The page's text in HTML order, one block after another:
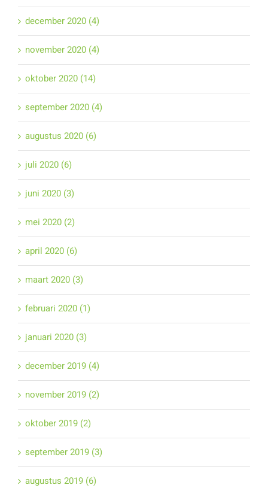
december 2020 (4)
november 2020 (4)
oktober 2020 (14)
september 2020 (4)
augustus 2020 (6)
juli 2020 (6)
juni 2020 (3)
mei 2020 (2)
april 2020 (6)
maart 2020 (3)
februari 2020 (1)
januari 2020 (3)
december 2019 (4)
november 2019 (2)
oktober 2019 (2)
september 2019 (3)
augustus 2019 (6)